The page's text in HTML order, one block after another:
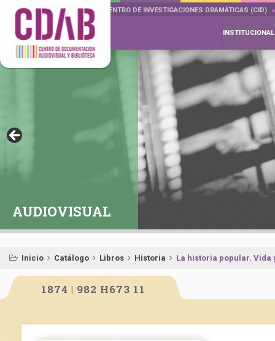
DOCUMENTA DRAMÁTICAS CENTRO DE INVESTIGACIONES DRAMÁTICAS (CID)
INSTITUCIONAL
AUDIOVISUAL
Inicio Catálogo Libros Historia La historia popular. Vida
1874 | 982 H673 11